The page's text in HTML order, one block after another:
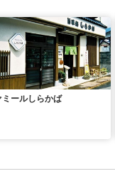
ミールしらかば